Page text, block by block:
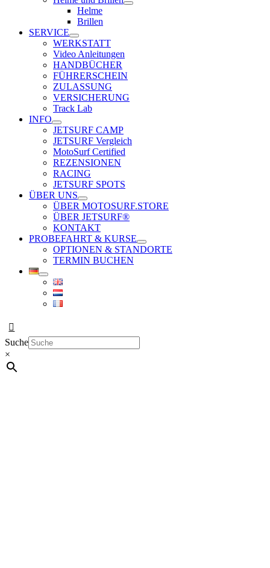
Helme
Brillen
SERVICE
WERKSTATT
Video Anleitungen
HANDBÜCHER
FÜHRERSCHEIN
ZULASSUNG
VERSICHERUNG
Track Lab
INFO
JETSURF CAMP
JETSURF Vergleich
MotoSurf Certified
REZENSIONEN
RACING
JETSURF SPOTS
ÜBER UNS
ÜBER MOTOSURF.STORE
ÜBER JETSURF®
KONTAKT
PROBEFAHRT & KURSE
OPTIONEN & STANDORTE
TERMIN BUCHEN
Suche
×